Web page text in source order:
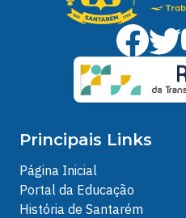
Principais Links
Página Inicial
Portal da Educação
História de Santarém